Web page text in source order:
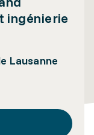
ingénierie
Lausanne